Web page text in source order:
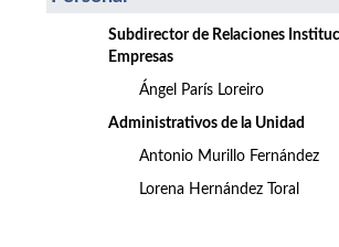
Subdirector de Relaciones
Empresas
Ángel París Loreiro
Administrativos de la Unidad
Antonio Murillo Fernández
Lorena Hernández Toral